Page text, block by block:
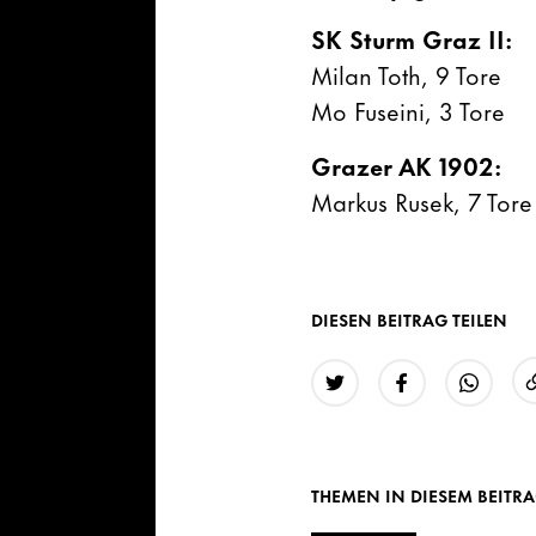
SK Sturm Graz II:
Milan Toth, 9 Tore
Mo Fuseini, 3 Tore
Grazer AK 1902:
Markus Rusek, 7 Tore
DIESEN BEITRAG TEILEN
THEMEN IN DIESEM